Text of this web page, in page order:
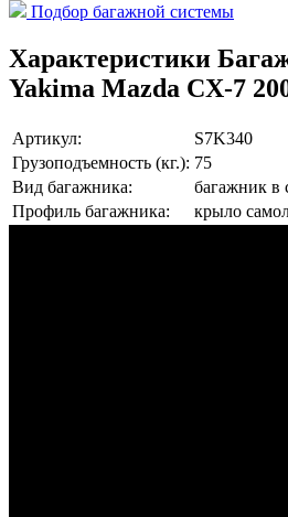
Подбор багажной системы
Характеристики
Yakima Mazda CX-7
Артикул:
S7K340
Грузоподъемность (кг.): 75
Вид багажника:
багажник в
Профиль багажника:
крыло